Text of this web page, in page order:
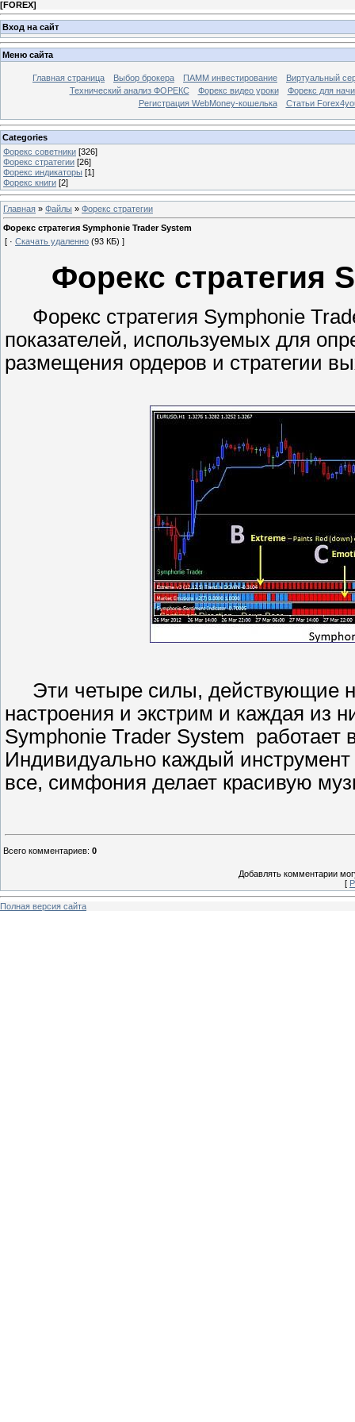
[FOREX]
Вход на сайт
Меню сайта
Главная страница Выбор брокера ПАММ инвестирование
Виртуальный
Технический анализ ФОРЕКС
Форекс видео уроки
Форекс для
Регистрация WebMoney-кошелька
Статьи
Categories
Форекс cоветники [326]
Форекс стратегии [26]
Форекс индикаторы [1]
Форекс книги [2]
Главная » Файлы » Форекс стратегии
Форекс стратегия Symphonie Trader System
[ · Скачать удаленно (93 КБ) ]
Форекс стратегия
Форекс стратегия Symphonie
показателей, используемых для
размещения ордеров и стратегии
Эти четыре силы, действующие
настроения и экстрим и каждая из
Symphonie Trader System работает
Индивидуально каждый
все, симфония делает красивую
Всего комментариев: 0
Добавлять комментарии
[
Полная версия сайта